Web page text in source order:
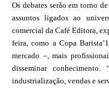
Os debates serão em torno
assuntos ligados ao
comercial da Café Editora,
feira, como a Copa
mercado –, mais
disseminar
industrialização, vendas e